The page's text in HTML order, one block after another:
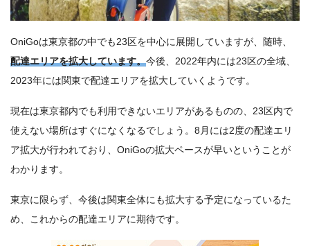
OniGoは東京都の中でも23区を中心に展開 していますが、随時、
配達エリアを拡大しています。今後、2022年内には23区の全域、
2023年には関東で配達エリアを拡大していく ようです。
現在は東京都内でも利用できないエリアがあるものの、23区内で
使えない場所はすぐになくなるでしょう。8月には2度の配達エリ
ア拡大が行われており、OniGoの拡大ペースが早いということが
わかります。
東京に限らず、今後は関東全体にも拡大する予定になっているた
め、これからの配達エリアに期待です。